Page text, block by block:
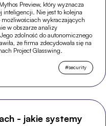
Preview, który wyznacza
inteligencji. Nie jest to kolejna
wykraczających
w obszarze analizy
zdolność do autonomicznego
że firma zdecydowała się na
Project Glasswing.
#security
- jakie systemy